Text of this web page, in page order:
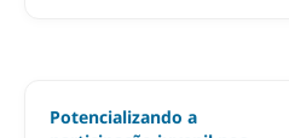
Potencializando a